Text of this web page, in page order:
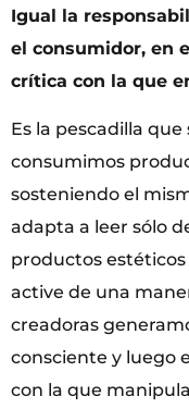
Igual la
el consumidor, en
crítica con la que
Es la pescadilla
consumimos
sosteniendo el
adapta a leer sólo
productos
active de una
creadoras
consciente y luego
con la que